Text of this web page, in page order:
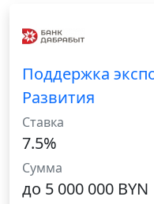
Поддержка
Развития
Ставка
7.5%
Сумма
до 5 000 000 BYN